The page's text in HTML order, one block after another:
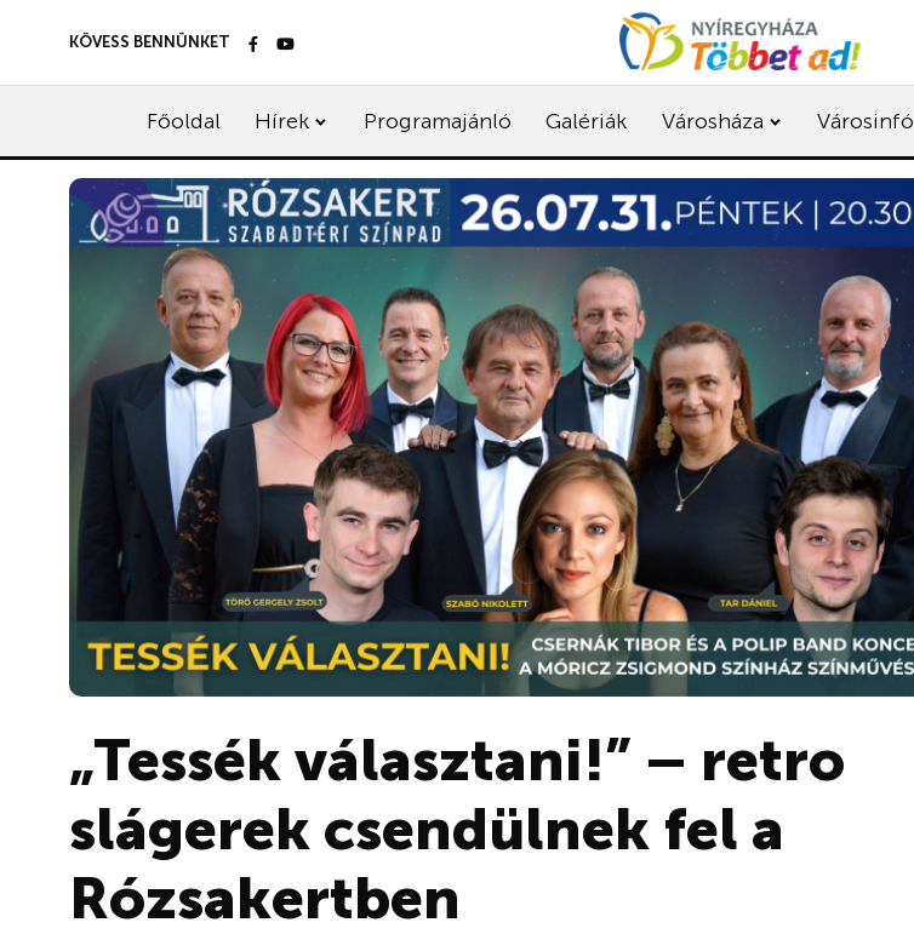
KÖVESS BENNÜNKET
Főoldal Hírek Programajánló Galériák Városháza Városinfó
„Tessék választani!” – retro
slágerek csendülnek fel a
Rózsakertben